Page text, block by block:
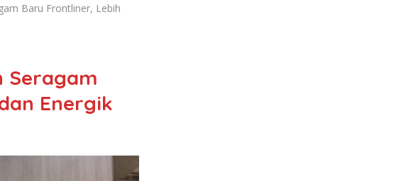
Baru Frontliner, Lebih
Seragam
Energik